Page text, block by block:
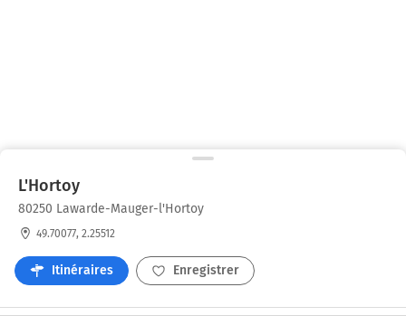
L'Hortoy
80250 Lawarde-Mauger-l'Hortoy
49.70077, 2.25512
Itinéraires Enregistrer